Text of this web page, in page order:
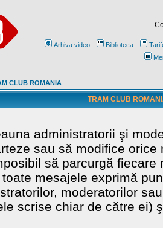
Arhiva video Biblioteca
CLUB ROMANIA
TRAM CLUB
administratorii şi
sau să modifice
să parcurgă
mesajele exprimă
moderatorilor
scrise chiar de către ei)